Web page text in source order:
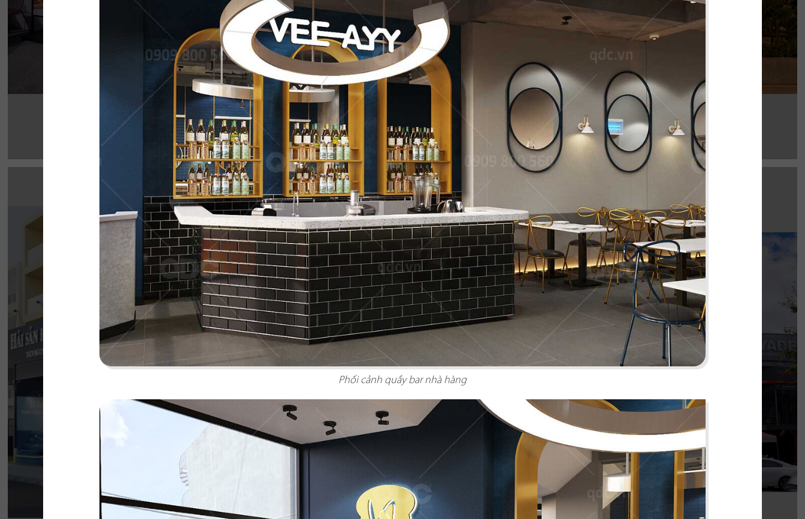
Chi tiết
HẢI SẢN HOÀNG GIA
Đội ngũ thiết kế QDC đã khéo léo kết hợp nét đặc trưng
phong cách Địa Trung Hải với vẻ đẹp thanh lịch, sang trọng
của Indochine
Chi tiết
KOI THÉ
QDC rất hân hạnh khi được đồng hành cùng chủ đầu tư cho
dự án tổng thầu thi công chi nhánh KOI Thé đầu tiên tại Biên
Hòa, Đồng Nai.
Chi tiết
Phối cảnh quầy bar nhà hàng